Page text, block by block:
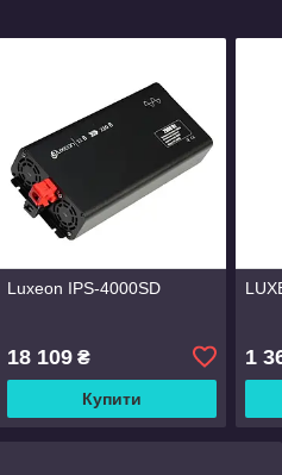
Luxeon IPS-4000SD
18 109₴
Купити
1